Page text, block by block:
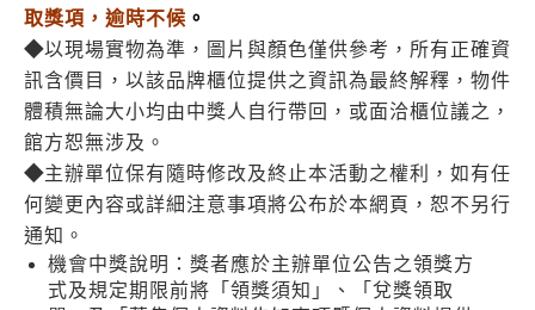
取獎項 ，逾時不候 。
◆以現場實物為準，圖片與顏色僅供參考，所有正確資
訊含價目，以該品牌櫃位提供之資訊為最終解釋，物件
體積無論大小均由中獎人自行帶回，或面洽櫃位議之，
館方恕無涉及。
◆主辦單位保有隨時修改及終止本活動之權利，如有任
何變更內容或詳細注意事項將公布於本網頁，恕不另行
通知。
機會中獎說明：獎者應於主辦單位公告之領獎方
式及規定期限前將「領獎須知」、「兌獎領取